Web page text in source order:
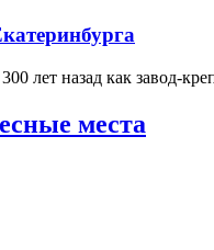
лет назад как завод-
места